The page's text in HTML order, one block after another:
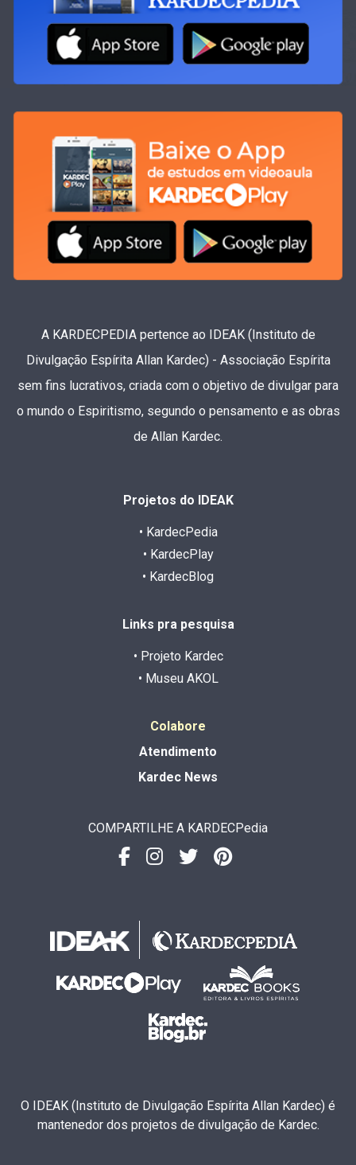
A KARDECPEDIA pertence ao IDEAK (Instituto de
Divulgação Espírita Allan Kardec) - Associação Espírita
sem fins lucrativos, criada com o objetivo de divulgar para
o mundo o Espiritismo, segundo o pensamento e as obras
de Allan Kardec.
Projetos do IDEAK
• KardecPedia
• KardecPlay
• KardecBlog
Links pra pesquisa
• Projeto Kardec
• Museu AKOL
Colabore
Atendimento
Kardec News
COMPARTILHE A KARDECPedia
O IDEAK (Instituto de Divulgação Espírita Allan Kardec) é
mantenedor dos projetos de divulgação de Kardec.